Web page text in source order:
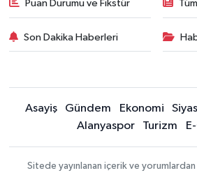
Puan Durumu ve Fikstür
Son Dakika Haberleri
Asayiş Gündem Ekonomi
Alanyaspor
Turizm
Sitede yayınlanan içerik ve yorumlardan